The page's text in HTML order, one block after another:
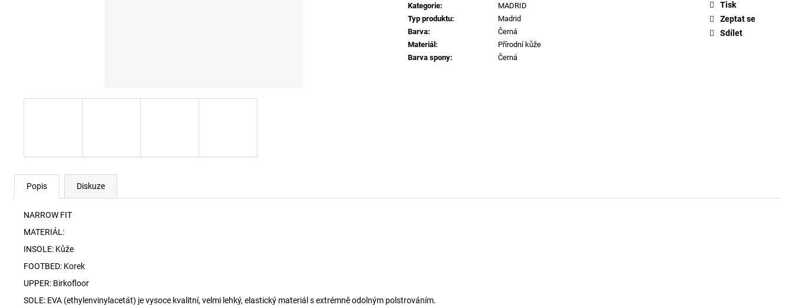
Kategorie:
MADRID
Typ produktu:
Madrid
Barva:
Černá
Materiál:
Přírodní kůže
Barva spony: Černá
Tisk
Zeptat se
Sdílet
Popis Diskuze
NARROW FIT
MATERIÁL:
INSOLE: Kůže
FOOTBED: Korek
UPPER: Birkofloor
SOLE: EVA (ethylenvinylacetát) je vysoce kvalitní, velmi lehký, elastický materiál s extrémně odolným polstrováním.
SKM-RAY-THREEPACK PONOŽKY E7690